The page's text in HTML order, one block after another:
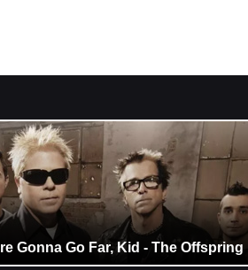
Gonna Go Far, Kid - The Offspring